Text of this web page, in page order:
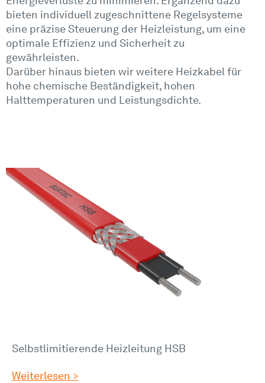
bieten individuell zugeschnittene Regelsysteme
eine präzise Steuerung der Heizleistung, um eine
optimale Effizienz und Sicherheit zu
gewährleisten.
Darüber hinaus bieten wir weitere Heizkabel für
hohe chemische Beständigkeit, hohen
Halttemperaturen und Leistungsdichte.
Selbstlimitierende Heizleitung HSB
Weiterlesen >